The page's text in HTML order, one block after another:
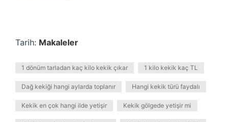
Tarih: Makaleler
1 dönüm tarladan kaç kilo kekik çıkar 1 kilo kekik kaç TL
Dağ kekiği hangi aylarda toplanır Hangi kekik türü faydalı
Kekik en çok hangi ilde yetişir Kekik gölgede yetişir mi